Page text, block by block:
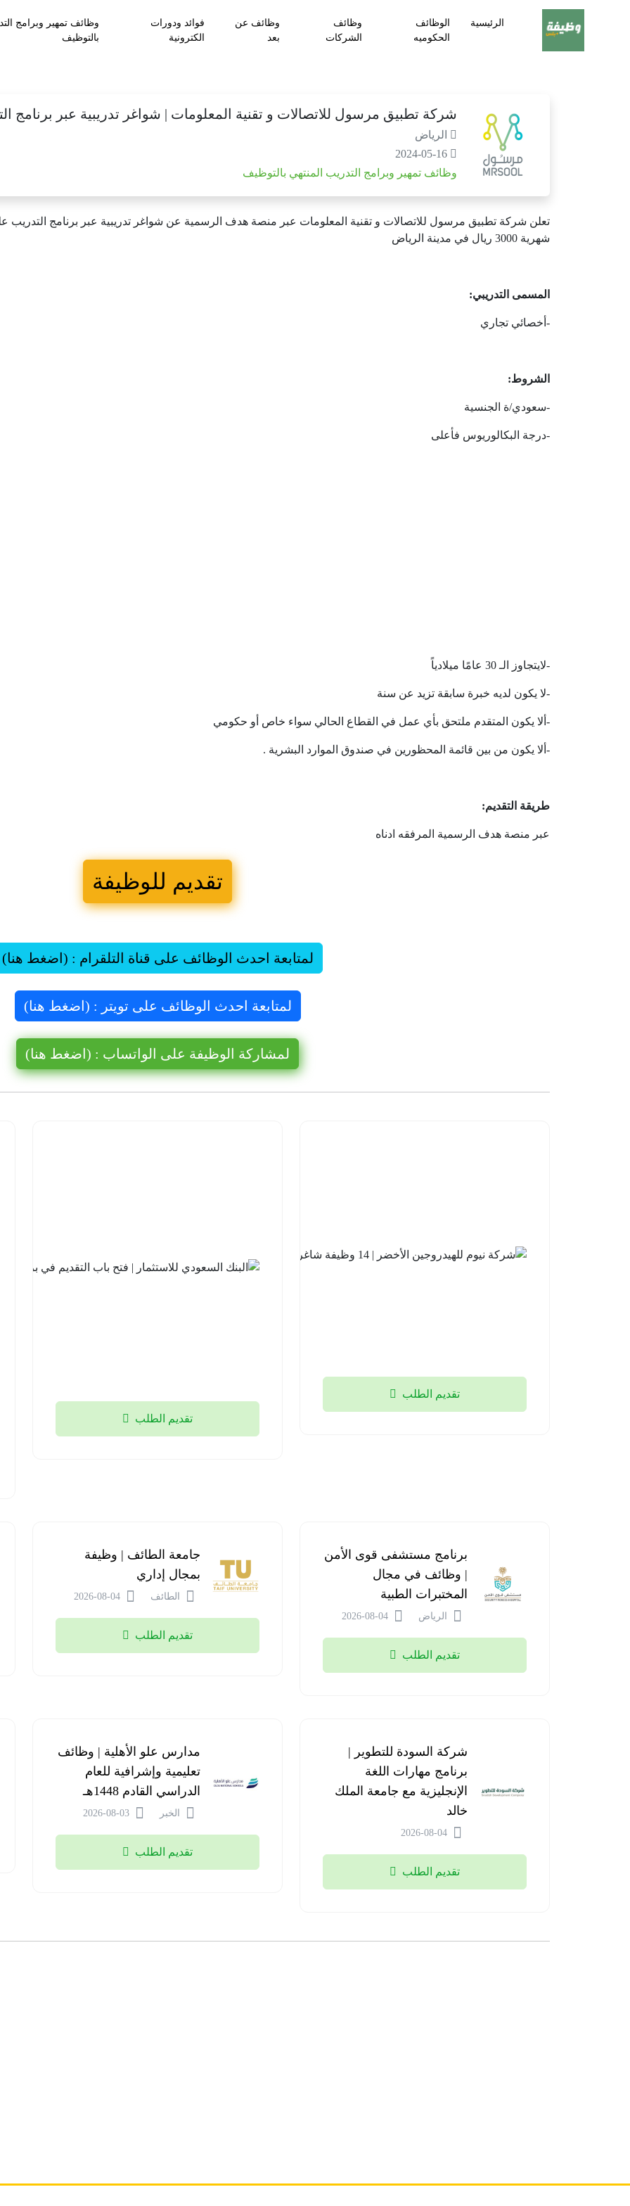
الرئيسية
الوظائف
الحكوميه
وظائف
الشركات
وظائف عن
بعد
فوائد ودورات
الكترونية
وظائف تمهير وبرامج
بالتوظيف
شركة تطبيق مرسول للاتصالات و تقنية المعلومات | شواغر تدريبية عبر
الرياض
2024-05-16
وظائف تمهير وبرامج التدريب المنتهي بالتوظيف
شهرية 3000 ريال في مدينة الرياض
المسمى التدريبي:
-أخصائي تجاري
الشروط:
-سعودي/ة الجنسية
-درجة البكالوريوس فأعلى
-لايتجاوز الـ 30 عامًا ميلادياً
-لا يكون لديه خبرة سابقة تزيد عن سنة
-ألا يكون المتقدم ملتحق بأي عمل في القطاع الحالي سواء خاص أو حكومي
-ألا يكون من بين قائمة المحظورين في صندوق الموارد البشرية .
طريقة التقديم:
عبر منصة هدف الرسمية المرفقه ادناه
تقديم للوظيفة
لمتابعة احدث الوظائف على قناة التلقرام : (اضغط هنا)
لمتابعة احدث الوظائف على تويتر : (اضغط هنا)
لمشاركة الوظيفة على الواتساب : (اضغط هنا)
الثانوية فما
تقديم الطلب
تقديم الطلب
برنامج مستشفى قوى الأمن
| وظائف في مجال
المختبرات الطبية
الرياض
تقديم الطلب
جامعة الطائف | وظيفة
بمجال إداري
الطائف
تقديم الطلب
شركة السودة للتطوير |
برنامج مهارات اللغة
الإنجليزية مع جامعة الملك
خالد
تقديم الطلب
مدارس علو الأهلية | وظائف
تعليمية وإشرافية للعام
الدراسي القادم 1448هـ
الخبر
تقديم الطلب